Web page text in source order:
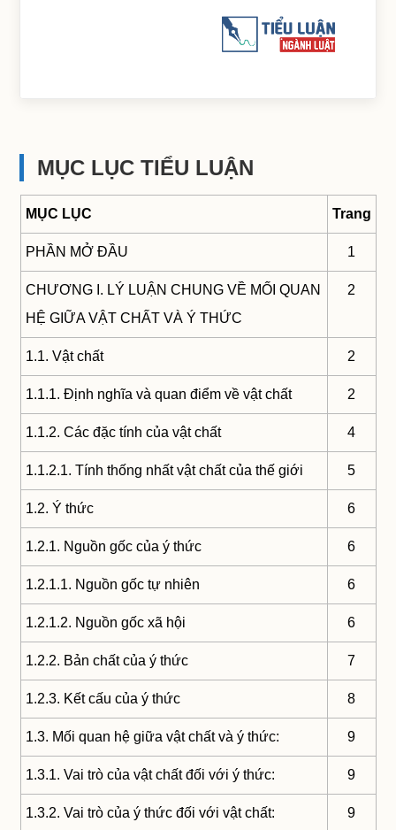
MỤC LỤC TIỂU LUẬN
MỤC LỤC Trang
PHẦN MỞ ĐẦU 1
CHƯƠNG I. LÝ LUẬN CHUNG VỀ MỐI QUAN
HỆ GIỮA VẬT CHẤT VÀ Ý THỨC
2
1.1. Vật chất 2
1.1.1. Định nghĩa và quan điểm về vật chất 2
1.1.2. Các đặc tính của vật chất 4
1.1.2.1. Tính thống nhất vật chất của thế giới 5
1.2. Ý thức 6
1.2.1. Nguồn gốc của ý thức 6
1.2.1.1. Nguồn gốc tự nhiên 6
1.2.1.2. Nguồn gốc xã hội 6
1.2.2. Bản chất của ý thức 7
1.2.3. Kết cấu của ý thức 8
1.3. Mối quan hệ giữa vật chất và ý thức: 9
1.3.1. Vai trò của vật chất đối với ý thức: 9
1.3.2. Vai trò của ý thức đối với vật chất: 9